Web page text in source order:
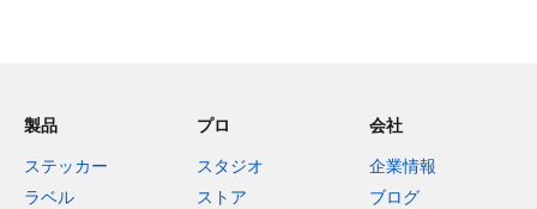
製品
ステッカー
ラベル
プロ
スタジオ
ストア
会社
企業情報
ブログ